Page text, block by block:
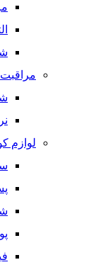
لوازم